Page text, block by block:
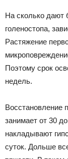
На сколько дают
голеностопа,
Растяжение
Поэтому срок
недель.
Восстановление
занимает от 30
накладывают
суток. Дольше